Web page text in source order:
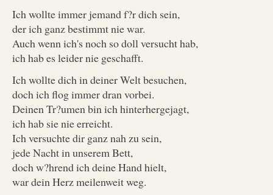
Ich wollte immer jemand f?r dich sein,
der ich ganz bestimmt nie war.
Auch wenn ich's noch so doll versucht hab,
ich hab es leider nie geschafft.
Ich wollte dich in deiner Welt besuchen,
doch ich flog immer dran vorbei.
Deinen Tr?umen bin ich hinterhergejagt,
ich hab sie nie erreicht.
Ich versuchte dir ganz nah zu sein,
jede Nacht in unserem Bett,
doch w?hrend ich deine Hand hielt,
war dein Herz meilenweit weg.